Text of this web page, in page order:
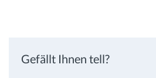
Gefällt Ihnen tell?